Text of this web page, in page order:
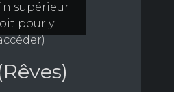
supérieur
pour y